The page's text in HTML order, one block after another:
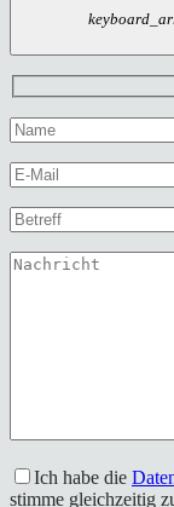
Ich habe die
stimme gleichzeitig